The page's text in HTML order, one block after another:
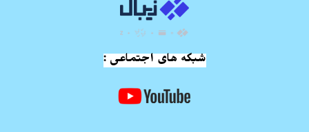
شبکه های اجتماعی :